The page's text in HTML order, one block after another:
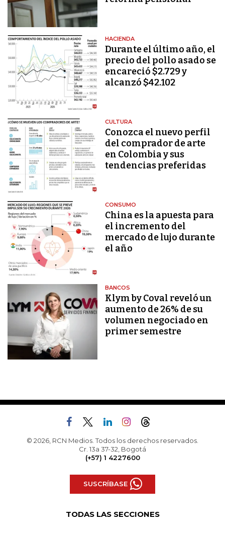
HACIENDA
Durante el último año, el
precio del pollo asado se
encareció $2.729 y
alcanzó $42.102
CULTURA
Conozca el nuevo perfil
del comprador de arte
en Colombia y sus
tendencias preferidas
CONSUMO
China es la apuesta para
el incremento del
mercado de lujo durante
el año
BANCOS
Klym by Coval reveló un
aumento de 26% de su
volumen negociado en
primer semestre
© 2026, RCN Medios. Todos los derechos reservados.
Cr. 13a 37-32, Bogotá
(+57) 1 4227600
SUSCRÍBASE
TODAS LAS SECCIONES